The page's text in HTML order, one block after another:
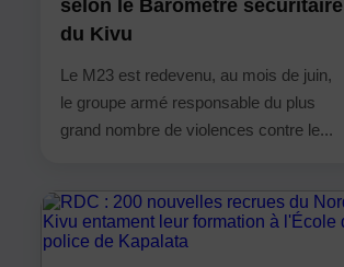
selon le Baromètre sécuritaire
du Kivu
Le M23 est redevenu, au mois de juin,
le groupe armé responsable du plus
grand nombre de violences contre le...